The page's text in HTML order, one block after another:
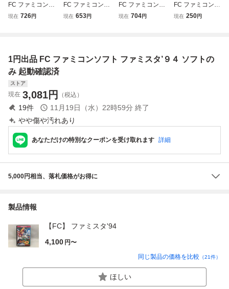
FC ファミコンソ
フト ファミス
現在 726円
FC ファミコンソ
フト ファミス
現在 653円
FC ファミコンソ
フト ファミス
現在 704円
FC ファミコンソ
フト ファミス
現在 250円
1円出品 FC ファミコンソフト ファミスタ’９４ ソフトの
み 起動確認済
ストア
現在 3,081円 （税込）
19件 11月19日（水）22時59分 終了
やや傷や汚れあり
あなただけの特別なクーポンを受け取れます 詳細
5,000円相当、落札価格がお得に
製品情報
【FC】 ファミスタ'94
4,100 円〜
同じ製品の価格を比較 （21件）
ほしい